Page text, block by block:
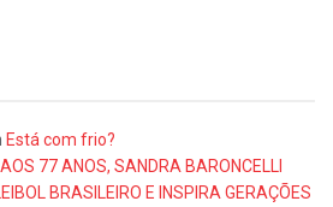
Está com frio?
AOS 77 ANOS, SANDRA BARONCELLI
BRASILEIRO E INSPIRA GERAÇÕES